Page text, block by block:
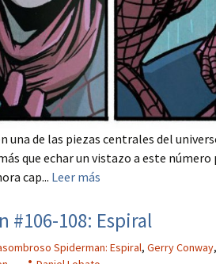
una de las piezas centrales del
que echar un vistazo a este
cap... Leer más
#106-108: Espiral
Spiderman: Espiral, Gerry Conway,